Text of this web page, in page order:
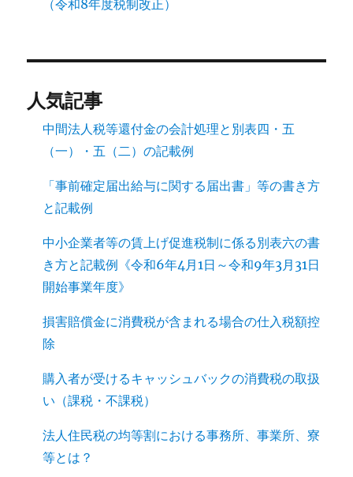
（令和8年度税制改正）
人気記事
中間法人税等還付金の会計処理と別表四・五
（一）・五（二）の記載例
「事前確定届出給与に関する届出書」等の書き方
と記載例
中小企業者等の賃上げ促進税制に係る別表六の書
き方と記載例《令和6年4月1日～令和9年3月31日
開始事業年度》
損害賠償金に消費税が含まれる場合の仕入税額控
除
購入者が受けるキャッシュバックの消費税の取扱
い（課税・不課税）
法人住民税の均等割における事務所、事業所、寮
等とは？